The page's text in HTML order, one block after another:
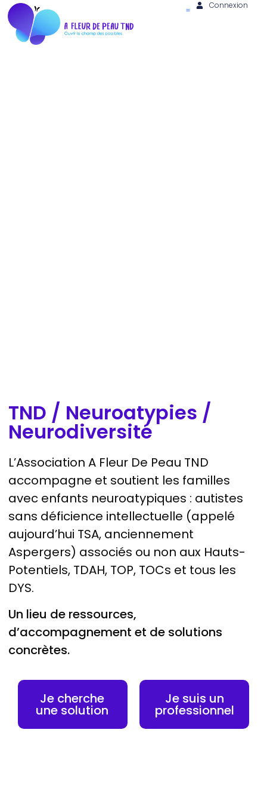
Connexion
TND / Neuroatypies /
Neurodiversité
L’Association A Fleur De Peau TND
accompagne et soutient les familles
avec enfants neuroatypiques : autistes
sans déficience intellectuelle (appelé
aujourd’hui TSA, anciennement
Aspergers) associés ou non aux Hauts-
Potentiels, TDAH, TOP, TOCs et tous les
DYS.
Un lieu de ressources,
d’accompagnement et de solutions
concrètes.
Je cherche
une solution
Je suis un
professionnel